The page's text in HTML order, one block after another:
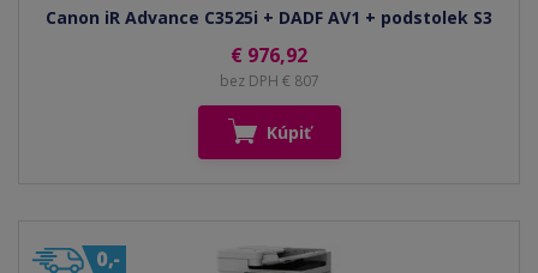
Canon iR Advance C3525i + DADF AV1 + podstolek S3
€ 976,92
bez DPH € 807
Kúpiť